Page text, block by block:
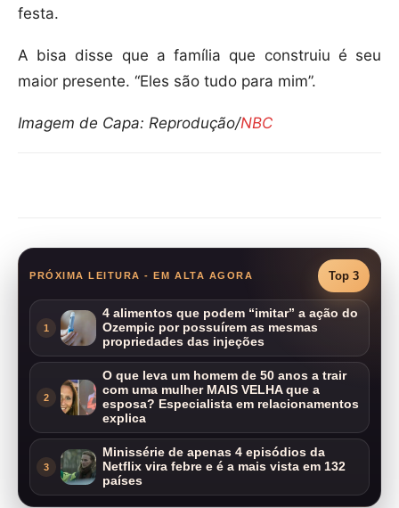
festa.
A bisa disse que a família que construiu é seu
maior presente. “Eles são tudo para mim”.
Imagem de Capa: Reprodução/NBC
PRÓXIMA LEITURA - EM ALTA AGORA Top 3
1
4 alimentos que podem “imitar” a ação do
Ozempic por possuírem as mesmas
propriedades das injeções
2
O que leva um homem de 50 anos a trair
com uma mulher MAIS VELHA que a
esposa? Especialista em relacionamentos
explica
3
Minissérie de apenas 4 episódios da
Netflix vira febre e é a mais vista em 132
países